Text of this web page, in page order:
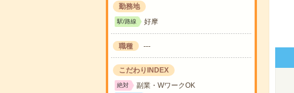
勤務地
駅/路線 好摩
職種 ---
こだわりINDEX
絶対 副業・WワークOK